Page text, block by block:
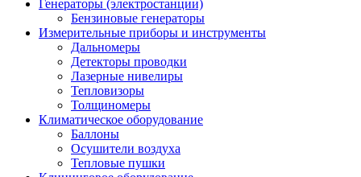
Генераторы (электростанции)
Бензиновые генераторы
Измерительные приборы и инструменты
Дальномеры
Детекторы проводки
Лазерные нивелиры
Тепловизоры
Толщиномеры
Климатическое оборудование
Баллоны
Осушители воздуха
Тепловые пушки